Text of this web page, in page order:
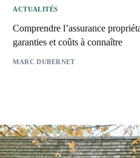
ACTUALITÉS
Comprendre l’assurance
garanties et coûts à connaître
MARC DUBERNET